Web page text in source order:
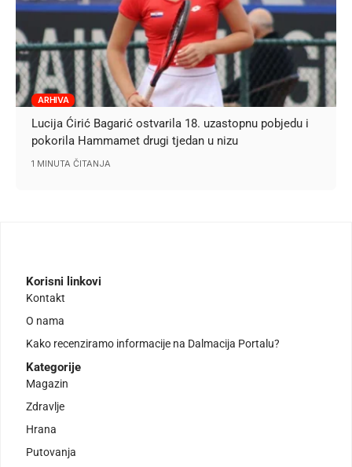
ARHIVA
Lucija Ćirić Bagarić ostvarila 18. uzastopnu pobjedu i
pokorila Hammamet drugi tjedan u nizu
1 MINUTA ČITANJA
Korisni linkovi
Kontakt
O nama
Kako recenziramo informacije na Dalmacija Portalu?
Kategorije
Magazin
Zdravlje
Hrana
Putovanja